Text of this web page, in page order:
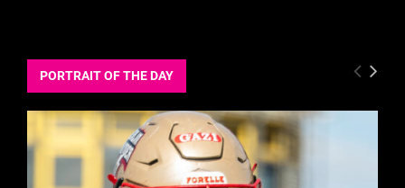
PORTRAIT OF THE DAY